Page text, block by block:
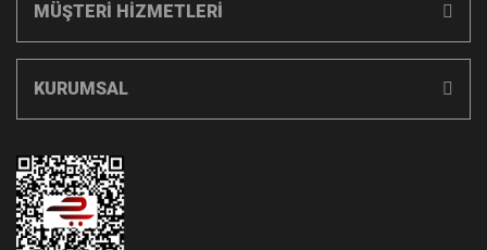
MÜŞTERİ HİZMETLERİ
KURUMSAL